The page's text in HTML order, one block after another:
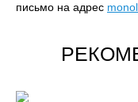
письмо на адрес